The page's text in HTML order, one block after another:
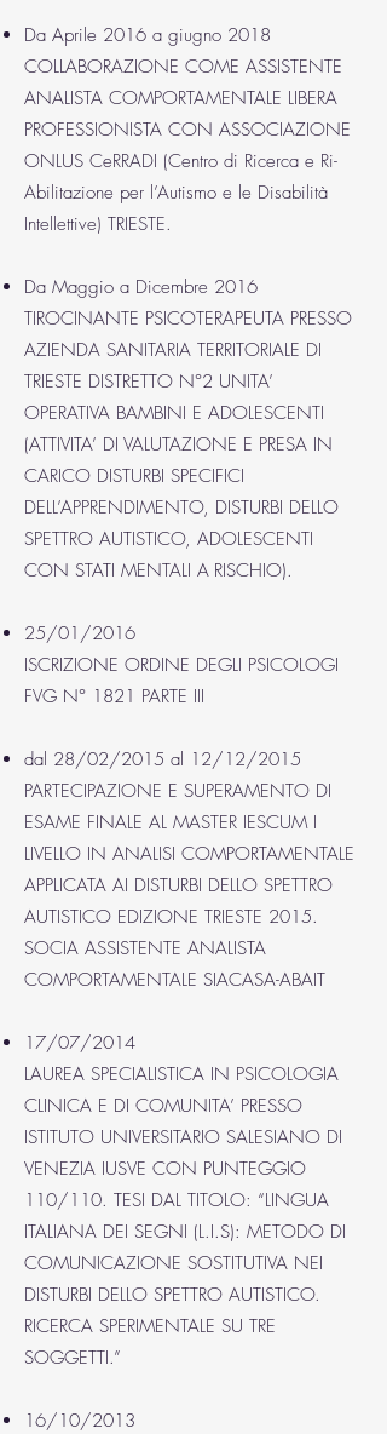
Da Aprile 2016 a giugno 2018
COLLABORAZIONE COME ASSISTENTE
ANALISTA COMPORTAMENTALE LIBERA
PROFESSIONISTA CON ASSOCIAZIONE
ONLUS CeRRADI (Centro di Ricerca e Ri-
Abilitazione per l’Autismo e le Disabilità
Intellettive) TRIESTE.
Da Maggio a Dicembre 2016
TIROCINANTE PSICOTERAPEUTA PRESSO
AZIENDA SANITARIA TERRITORIALE DI
TRIESTE DISTRETTO N°2 UNITA’
OPERATIVA BAMBINI E ADOLESCENTI
(ATTIVITA’ DI VALUTAZIONE E PRESA IN
CARICO DISTURBI SPECIFICI
DELL’APPRENDIMENTO, DISTURBI DELLO
SPETTRO AUTISTICO, ADOLESCENTI
CON STATI MENTALI A RISCHIO).
25/01/2016
ISCRIZIONE ORDINE DEGLI PSICOLOGI
FVG N° 1821 PARTE III
dal 28/02/2015 al 12/12/2015
PARTECIPAZIONE E SUPERAMENTO DI
ESAME FINALE AL MASTER IESCUM I
LIVELLO IN ANALISI COMPORTAMENTALE
APPLICATA AI DISTURBI DELLO SPETTRO
AUTISTICO EDIZIONE TRIESTE 2015.
SOCIA ASSISTENTE ANALISTA
COMPORTAMENTALE SIACASA-ABAIT
17/07/2014
LAUREA SPECIALISTICA IN PSICOLOGIA
CLINICA E DI COMUNITA’ PRESSO
ISTITUTO UNIVERSITARIO SALESIANO DI
VENEZIA IUSVE CON PUNTEGGIO
110/110. TESI DAL TITOLO: “LINGUA
ITALIANA DEI SEGNI (L.I.S): METODO DI
COMUNICAZIONE SOSTITUTIVA NEI
DISTURBI DELLO SPETTRO AUTISTICO.
RICERCA SPERIMENTALE SU TRE
SOGGETTI.”
16/10/2013